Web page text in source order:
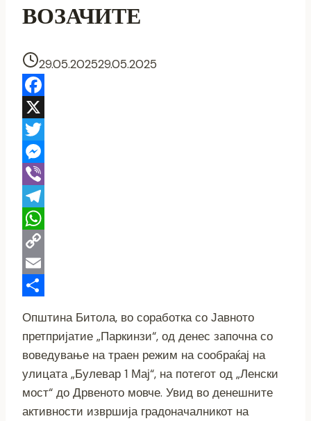
ВОЗАЧИТЕ
29.05.202529.05.2025
Facebook
X
Twitter
Messenger
Viber
Telegram
WhatsApp
Copy
Link
Email
Општина Битола, во соработка со Јавното
претпријатие „Паркинзи“, од денес започна со
воведување на траен режим на сообраќај на
улицата „Булевар 1 Мај“, на потегот од „Ленски
мост“ до Дрвеното мовче. Увид во денешните
активности извршија градоначалникот на